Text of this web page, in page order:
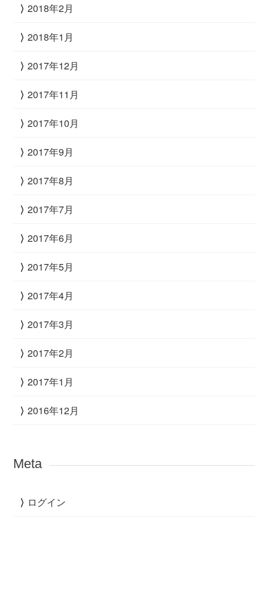
2018年2月
2018年1月
2017年12月
2017年11月
2017年10月
2017年9月
2017年8月
2017年7月
2017年6月
2017年5月
2017年4月
2017年3月
2017年2月
2017年1月
2016年12月
Meta
ログイン